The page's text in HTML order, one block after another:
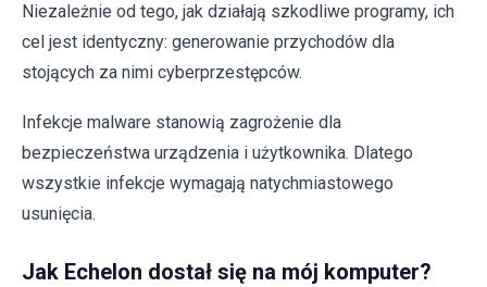
Niezależnie od tego, jak działają szkodliwe programy, ich
cel jest identyczny: generowanie przychodów dla
stojących za nimi cyberprzestępców.
Infekcje malware stanowią zagrożenie dla
bezpieczeństwa urządzenia i użytkownika. Dlatego
wszystkie infekcje wymagają natychmiastowego
usunięcia.
Jak Echelon dostał się na mój komputer?